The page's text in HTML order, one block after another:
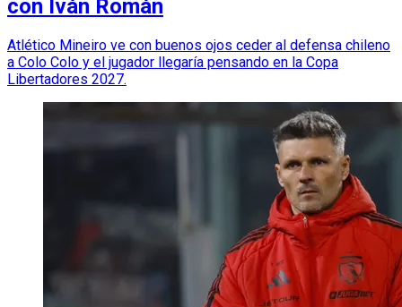
con Iván Román
Atlético Mineiro ve con buenos ojos ceder al defensa chileno
a Colo Colo y el jugador llegaría pensando en la Copa
Libertadores 2027.